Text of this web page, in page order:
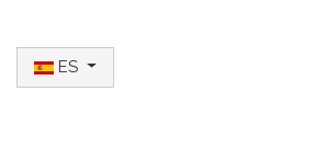
Seleccione su idioma
ES